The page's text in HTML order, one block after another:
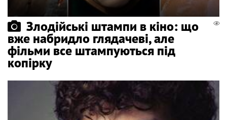
Злодійські штампи в кіно: що
вже набридло глядачеві, але
фільми все штампуються під
копірку